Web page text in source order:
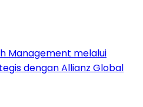
Management melalui
dengan Allianz Global